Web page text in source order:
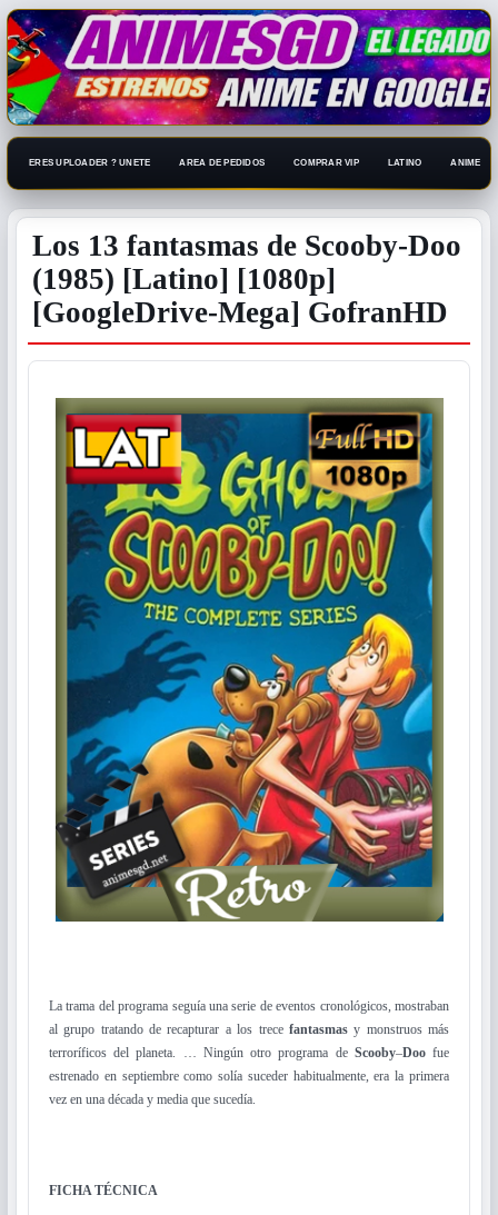
ERES UPLOADER ? UNETE AREA DE PEDIDOS COMPRAR VIP LATINO ANIME
Los 13 fantasmas de Scooby-Doo
(1985) [Latino] [1080p]
[GoogleDrive-Mega] GofranHD
La trama del programa seguía una serie de eventos cronológicos, mostraban
al grupo tratando de recapturar a los trece fantasmasy monstruos más
terroríficos del planeta. … Ningún otro programa de Scooby–Doofue
estrenado en septiembre como solía suceder habitualmente, era la primera
vez en una década y media que sucedía.
FICHA TÉCNICA